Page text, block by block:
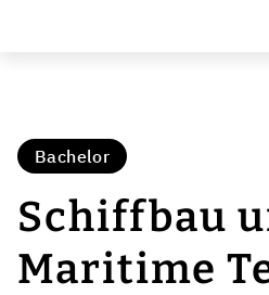
Bachelor
Schiffbau
Maritime